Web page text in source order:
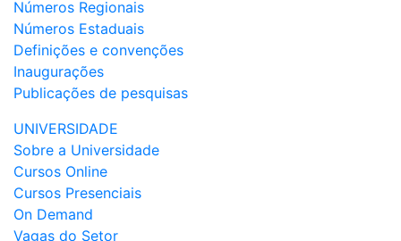
Números Regionais
Números Estaduais
Definições e convenções
Inaugurações
Publicações de pesquisas
UNIVERSIDADE
Sobre a Universidade
Cursos Online
Cursos Presenciais
On Demand
Vagas do Setor